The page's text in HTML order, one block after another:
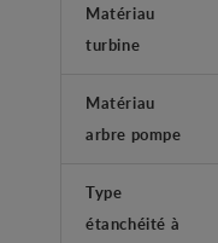
Matériau
turbine
Matériau
arbre pompe
Type
étanchéité à